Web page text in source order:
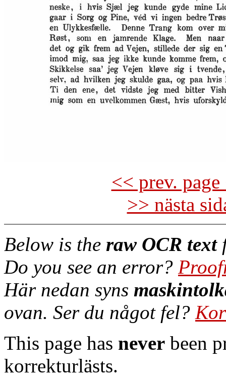
<< prev.
>> nästa
Below is the raw OCR text
Do you see an error?
Här nedan syns
ovan. Ser du något fel?
This page has never been
korrekturlästs.